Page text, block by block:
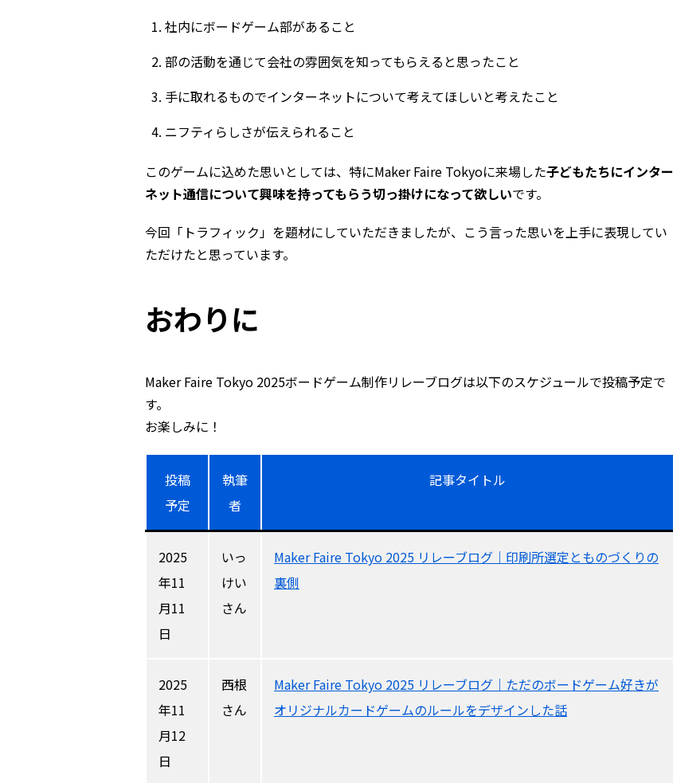
社内にボードゲーム部があること
部の活動を通じて会社の雰囲気を知ってもらえると思ったこと
手に取れるものでインターネットについて考えてほしいと考えたこと
ニフティらしさが伝えられること
このゲームに込めた思いとしては、特にMaker Faire Tokyoに来場した子どもたちにインター
ネット通信について興味を持ってもらう切っ掛けになって欲しいです。
今回「トラフィック」を題材にしていただきましたが、こう言った思いを上手に表現してい
ただけたと思っています。
おわりに
Maker Faire Tokyo 2025ボードゲーム制作リレーブログは以下のスケジュールで投稿予定で
す。
お楽しみに！
投稿
予定
執筆
者
記事タイトル
2025
年11
月11
日
いっ
けい
さん
Maker Faire Tokyo 2025 リレーブログ｜印刷所選定とものづくりの
裏側
2025
年11
月12
日
西根
さん
Maker Faire Tokyo 2025 リレーブログ｜ただのボードゲーム好きが
オリジナルカードゲームのルールをデザインした話